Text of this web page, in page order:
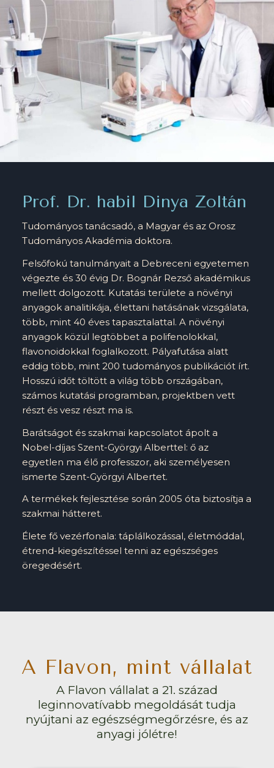
Prof. Dr. habil Dinya Zoltán
Tudományos tanácsadó, a Magyar és az Orosz
Tudományos Akadémia doktora.
Felsőfokú tanulmányait a Debreceni egyetemen
végezte és 30 évig Dr. Bognár Rezső akadémikus
mellett dolgozott. Kutatási területe a növényi
anyagok analitikája, élettani hatásának vizsgálata,
több, mint 40 éves tapasztalattal. A növényi
anyagok közül legtöbbet a polifenolokkal,
flavonoidokkal foglalkozott. Pályafutása alatt
eddig több, mint 200 tudományos publikációt írt.
Hosszú időt töltött a világ több országában,
számos kutatási programban, projektben vett
részt és vesz részt ma is.
Barátságot és szakmai kapcsolatot ápolt a
Nobel-díjas Szent-Györgyi Alberttel: ő az
egyetlen ma élő professzor, aki személyesen
ismerte Szent-Györgyi Albertet.
A termékek fejlesztése során 2005 óta biztosítja a
szakmai hátteret.
Élete fő vezérfonala: táplálkozással, életmóddal,
étrend-kiegészítéssel tenni az egészséges
öregedésért.
A Flavon, mint vállalat
A Flavon vállalat a 21. század
leginnovatívabb megoldását tudja
nyújtani az egészségmegőrzésre, és az
anyagi jólétre!